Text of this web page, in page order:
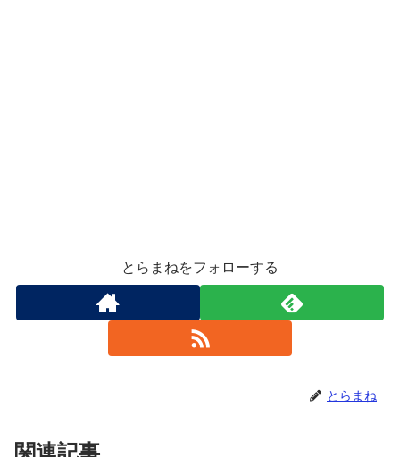
とらまねをフォローする
とらまね
関連記事